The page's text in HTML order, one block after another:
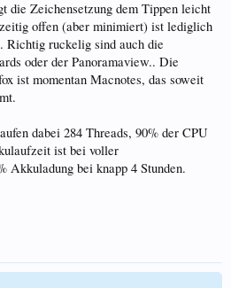
die Zeichensetzung dem Tippen leicht
offen (aber minimiert) ist lediglich
ruckelig sind auch die
oder der Panoramaview.. Die
ist momentan Macnotes, das soweit
dabei 284 Threads, 90% der CPU
ist bei voller
Akkuladung bei knapp 4 Stunden.